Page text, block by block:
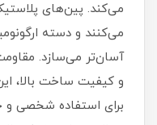
می‌کند. پین‌های
می‌کنند و دسته
و کیفیت ساخت بالا،
برای استفاده شخصی و